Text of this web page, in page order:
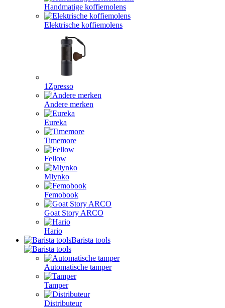
Handmatige koffiemolens
Elektrische koffiemolens
1Zpresso
Andere merken
Eureka
Timemore
Fellow
Mlynko
Femobook
Goat Story ARCO
Hario
Barista tools
Automatische tamper
Tamper
Distributeur